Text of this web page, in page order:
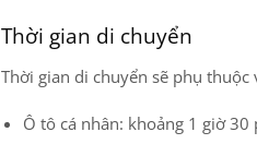
Thời gian di chuyển
Thời gian di chuyển sẽ phụ
Ô tô cá nhân: khoảng 1 giờ 30